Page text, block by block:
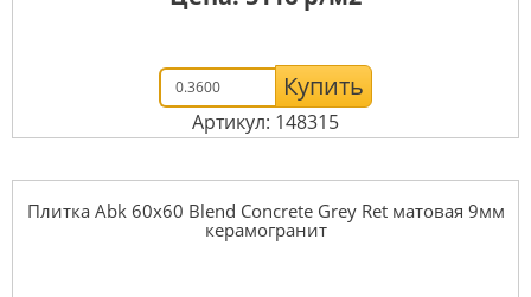
Купить
Артикул: 148315
Плитка Abk 60x60 Blend Concrete Grey Ret матовая 9мм
керамогранит